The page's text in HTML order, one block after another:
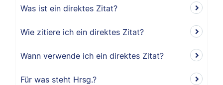
Was ist ein direktes Zitat?
Wie zitiere ich ein direktes Zitat?
Wann verwende ich ein direktes Zitat?
Für was steht Hrsg.?